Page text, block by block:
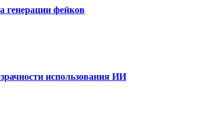
генерации фейков
использования ИИ